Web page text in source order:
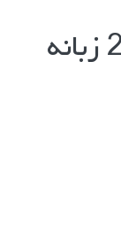
غزليات سعدي (وزيري) 2 زبانه